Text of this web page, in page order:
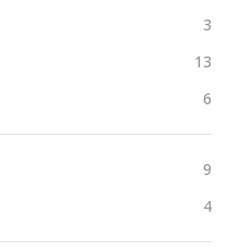
3
13
6
9
4